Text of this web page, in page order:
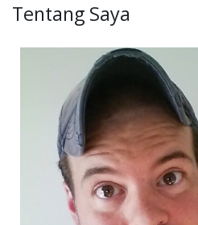
Tentang Saya